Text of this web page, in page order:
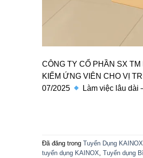
CÔNG TY CỔ PHẦN SX
KIẾM ỨNG VIÊN CHO VỊ TRÍ
07/2025
Làm việc lâu
Đã đăng trong Tuyển Dụng
tuyển dụng KAINOX Tuyển dụng